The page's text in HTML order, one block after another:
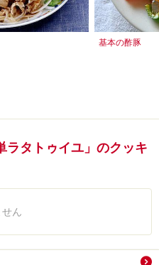
基本の酢豚
ラタトゥイユ」のクッキ
ん